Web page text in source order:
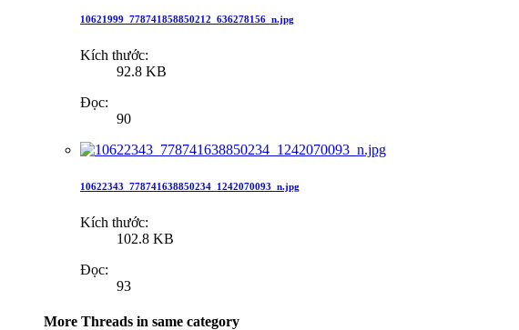
10621999_778741858850212_636278156_n.jpg
Kích thước:
92.8 KB
Đọc:
90
10622343_778741638850234_1242070093_n.jpg
Kích thước:
102.8 KB
Đọc:
93
More Threads in same category